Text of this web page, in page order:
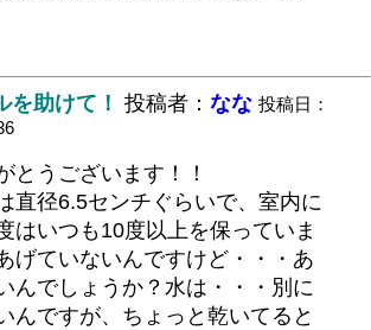
助けて！ 投稿者： なな 投稿日：
とうございます！！
直径6.5センチぐらいで、室内に
はいつも10度以上を保っていま
げていないんですけど・・・あ
んでしょうか？水は・・・別に
んですが、ちょっと乾いてると